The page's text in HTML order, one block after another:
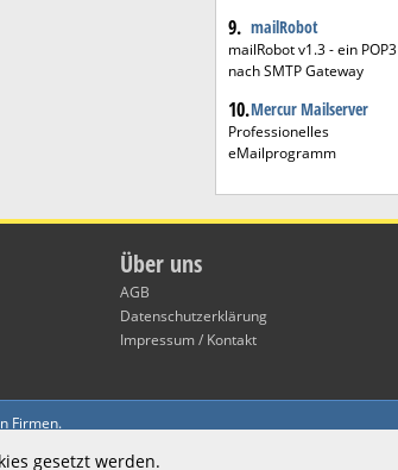
9. mailRobot
mailRobot v1.3 - ein POP3
nach SMTP Gateway
10.Mercur Mailserver
Professionelles
eMailprogramm
Über uns
AGB
Datenschutzerklärung
Impressum / Kontakt
Firmen.
gesetzt werden.